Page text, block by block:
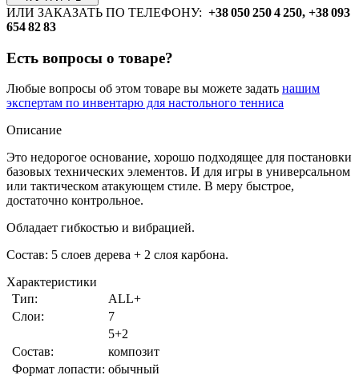
ИЛИ ЗАКАЗАТЬ ПО ТЕЛЕФОНУ: +38 050 250 4 250, +38 093
654 82 83
Есть вопросы о товаре?
Любые вопросы об этом товаре вы можете задать нашим
экспертам по инвентарю для настольного тенниса
Описание
Это недорогое основание, хорошо подходящее для постановки
базовых технических элементов. И для игры в универсальном
или тактическом атакующем стиле. В меру быстрое,
достаточно контрольное.
Обладает гибкостью и вибрацией.
Состав: 5 слоев дерева + 2 слоя карбона.
Характеристики
Тип:
ALL+
Слои:
7
5+2
Состав:
композит
Формат лопасти: обычный